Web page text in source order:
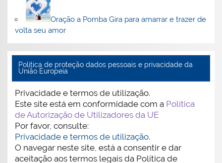
Oração a Pomba Gira para amarrar e trazer de
volta seu amor
Politica de proteção dados pessoais e privacidade da
União Europeia
Privacidade e termos de utilização.
Este site está em conformidade com a Política
de Autorização de Utilizadores da UE
Por favor, consulte:
Privacidade e termos de utilização.
O navegar neste site, está a consentir e dar
aceitação aos termos legais da Política de